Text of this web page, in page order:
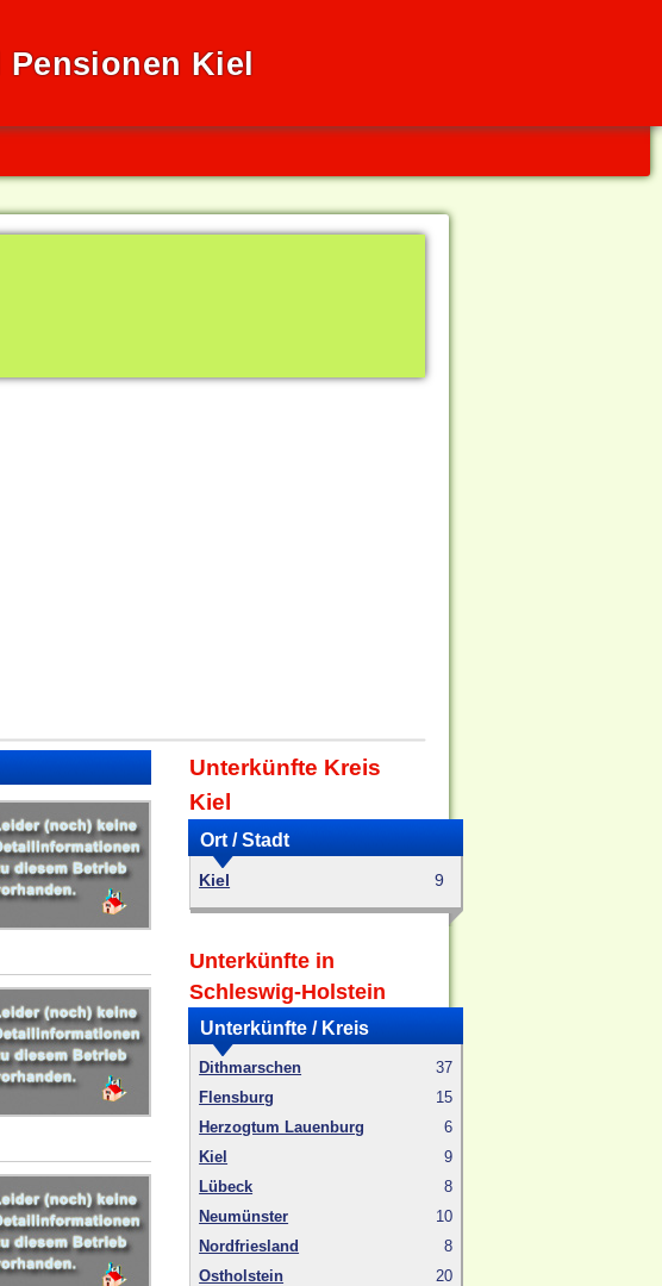
Pensionen Kiel
Unterkünfte Kreis
Kiel
Ort / Stadt
Kiel 9
Unterkünfte in
Schleswig-Holstein
Unterkünfte / Kreis
Dithmarschen
37
Flensburg
15
Herzogtum Lauenburg
6
Kiel
9
Lübeck
8
Neumünster
10
Nordfriesland
8
Ostholstein
20